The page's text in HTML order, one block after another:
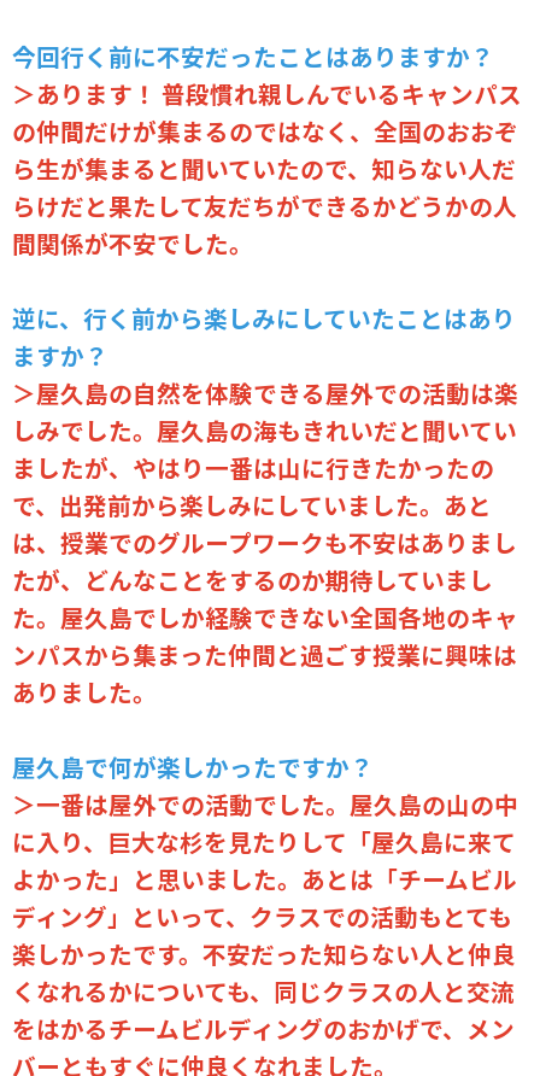
今回行く前に不安だったことはありますか？
＞あります！ 普段慣れ親しんでいるキャンパス
の仲間だけが集まるのではなく、全国のおおぞ
ら生が集まると聞いていたので、知らない人だ
らけだと果たして友だちができるかどうかの人
間関係が不安でした。
逆に、行く前から楽しみにしていたことはあり
ますか？
＞屋久島の自然を体験できる屋外での活動は楽
しみでした。屋久島の海もきれいだと聞いてい
ましたが、やはり一番は山に行きたかったの
で、出発前から楽しみにしていました。あと
は、授業でのグループワークも不安はありまし
たが、どんなことをするのか期待していまし
た。屋久島でしか経験できない全国各地のキャ
ンパスから集まった仲間と過ごす授業に興味は
ありました。
屋久島で何が楽しかったですか？
＞一番は屋外での活動でした。屋久島の山の中
に入り、巨大な杉を見たりして「屋久島に来て
よかった」と思いました。あとは「チームビル
ディング」といって、クラスでの活動もとても
楽しかったです。不安だった知らない人と仲良
くなれるかについても、同じクラスの人と交流
をはかるチームビルディングのおかげで、メン
バーともすぐに仲良くなれました。